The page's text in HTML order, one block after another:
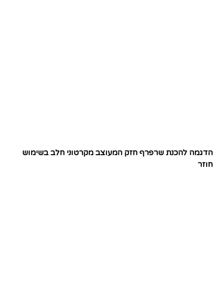
הדגמה להכנת שרפרף חזק המעוצב מקרטוני חלב בשימוש
חוזר